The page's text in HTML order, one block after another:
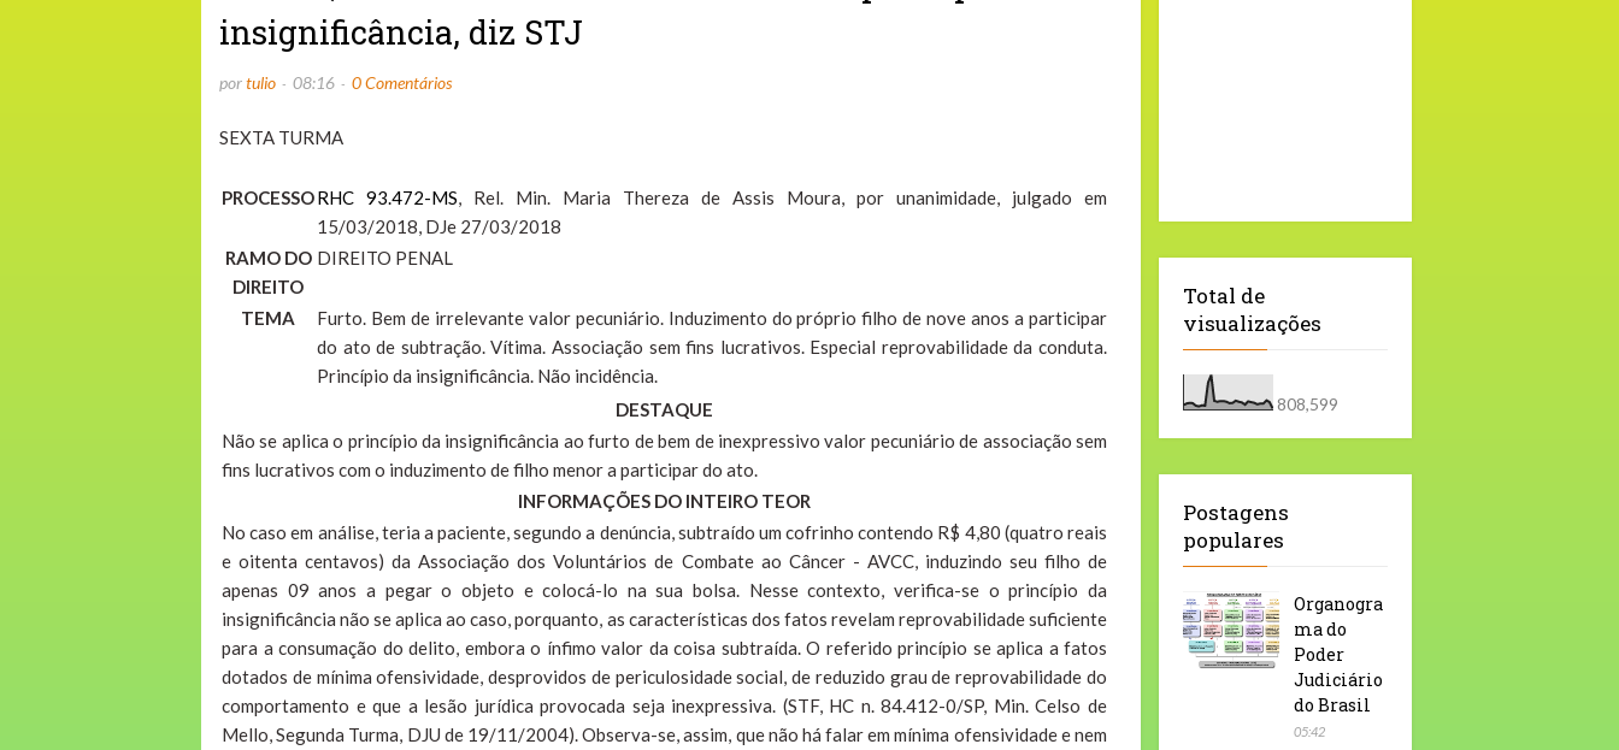
insignificância, diz STJ
portulio 08:16 0 Comentários
SEXTA TURMA
PROCESSORHC 93.472-MS, Rel. Min. Maria Thereza de Assis Moura, por unanimidade, julgado em
15/03/2018, DJe 27/03/2018
RAMO DO
DIREITO
DIREITO PENAL
TEMA
Furto. Bem de irrelevante valor pecuniário. Induzimento do próprio filho de nove anos a participar
do ato de subtração. Vítima. Associação sem fins lucrativos. Especial reprovabilidade da conduta.
Princípio da insignificância. Não incidência.
DESTAQUE
Não se aplica o princípio da insignificância ao furto de bem de inexpressivo valor pecuniário de associação sem
fins lucrativos com o induzimento de filho menor a participar do ato.
INFORMAÇÕES DO INTEIRO TEOR
No caso em análise, teria a paciente, segundo a denúncia, subtraído um cofrinho contendo R$ 4,80 (quatro reais
e oitenta centavos) da Associação dos Voluntários de Combate ao Câncer - AVCC, induzindo seu filho de
apenas 09 anos a pegar o objeto e colocá-lo na sua bolsa. Nesse contexto, verifica-se o princípio da
insignificância não se aplica ao caso, porquanto, as características dos fatos revelam reprovabilidade suficiente
para a consumação do delito, embora o ínfimo valor da coisa subtraída. O referido princípio se aplica a fatos
dotados de mínima ofensividade, desprovidos de periculosidade social, de reduzido grau de reprovabilidade do
comportamento e que a lesão jurídica provocada seja inexpressiva. (STF, HC n. 84.412-0/SP, Min. Celso de
Mello, Segunda Turma, DJU de 19/11/2004). Observa-se, assim, que não há falar em mínima ofensividade e nem
Total de
visualizações
808,599
Postagens
populares
Organogra
ma do
Poder
Judiciário
do Brasil
05:42